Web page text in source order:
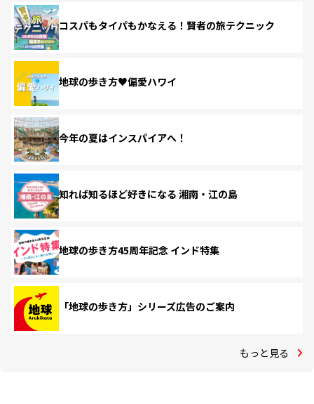
コスパもタイパもかなえる！賢者の旅テクニック
地球の歩き方♥偏愛ハワイ
今年の夏はインスパイアへ！
知れば知るほど好きになる 湘南・江の島
地球の歩き方45周年記念 インド特集
「地球の歩き方」シリーズ広告のご案内
もっと見る